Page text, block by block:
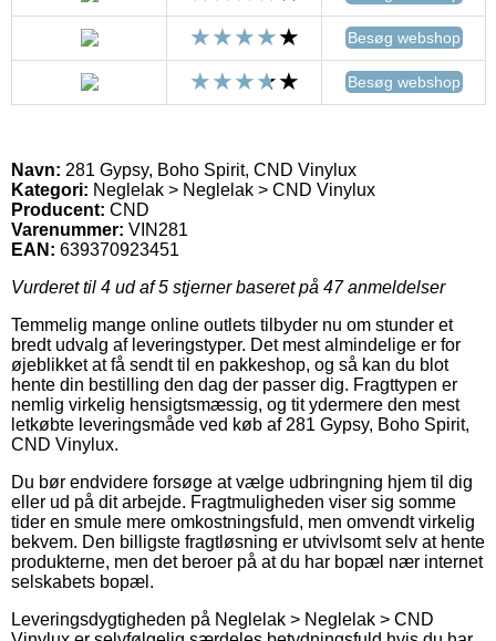
Besøg webshop
Besøg webshop
Navn: 281 Gypsy, Boho Spirit, CND Vinylux
Kategori: Neglelak > Neglelak > CND Vinylux
Producent: CND
Varenummer: VIN281
EAN: 639370923451
Vurderet til 4 ud af 5 stjerner baseret på 47anmeldelser
Temmelig mange online outlets tilbyder nu om stunder et
bredt udvalg af leveringstyper. Det mest almindelige er for
øjeblikket at få sendt til en pakkeshop, og så kan du blot
hente din bestilling den dag der passer dig. Fragttypen er
nemlig virkelig hensigtsmæssig, og tit ydermere den mest
letkøbte leveringsmåde ved køb af 281 Gypsy, Boho Spirit,
CND Vinylux.
Du bør endvidere forsøge at vælge udbringning hjem til dig
eller ud på dit arbejde. Fragtmuligheden viser sig somme
tider en smule mere omkostningsfuld, men omvendt virkelig
bekvem. Den billigste fragtløsning er utvivlsomt selv at hente
produkterne, men det beroer på at du har bopæl nær internet
selskabets bopæl.
Leveringsdygtigheden på Neglelak > Neglelak > CND